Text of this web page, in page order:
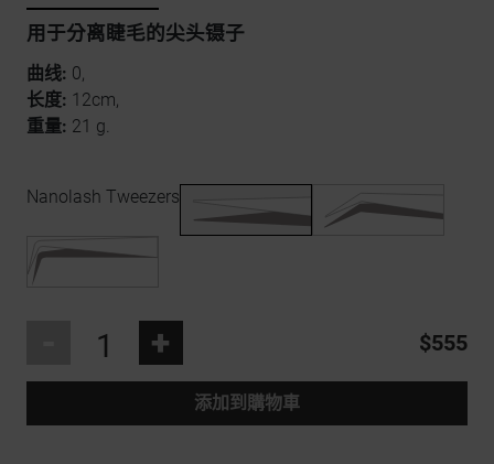
用于分离睫毛的尖头镊子
曲线: 0,
长度: 12cm,
重量: 21 g.
Nanolash Tweezers
+ $555
添加到購物車